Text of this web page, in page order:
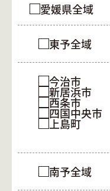
愛媛県全域
東予全域
今治市
新居浜市
西条市
四国中央市
上島町
南予全域